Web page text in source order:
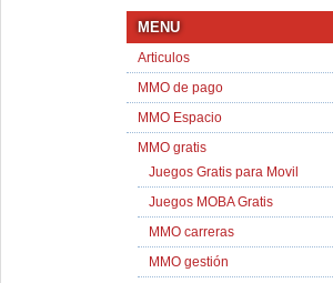
MENU
Articulos
MMO de pago
MMO Espacio
MMO gratis
Juegos Gratis para Movil
Juegos MOBA Gratis
MMO carreras
MMO gestión